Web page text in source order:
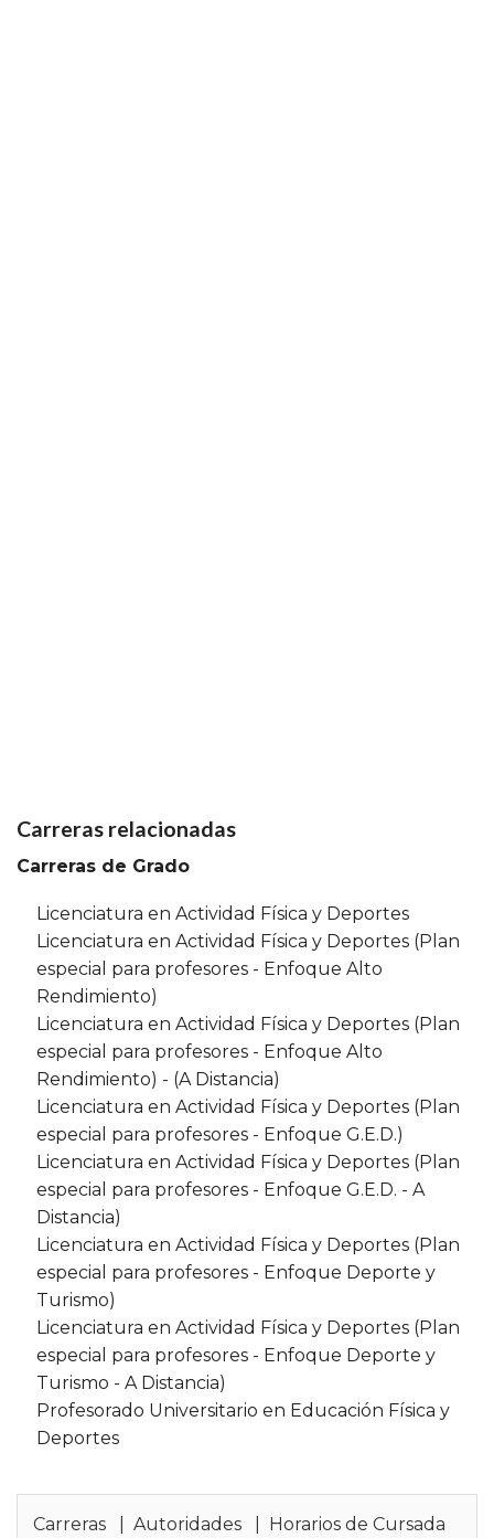
Carreras relacionadas
Carreras de Grado
Licenciatura en Actividad Física y Deportes
Licenciatura en Actividad Física y Deportes (Plan
especial para profesores - Enfoque Alto
Rendimiento)
Licenciatura en Actividad Física y Deportes (Plan
especial para profesores - Enfoque Alto
Rendimiento) - (A Distancia)
Licenciatura en Actividad Física y Deportes (Plan
especial para profesores - Enfoque G.E.D.)
Licenciatura en Actividad Física y Deportes (Plan
especial para profesores - Enfoque G.E.D. - A
Distancia)
Licenciatura en Actividad Física y Deportes (Plan
especial para profesores - Enfoque Deporte y
Turismo)
Licenciatura en Actividad Física y Deportes (Plan
especial para profesores - Enfoque Deporte y
Turismo - A Distancia)
Profesorado Universitario en Educación Física y
Deportes
Carreras |Autoridades Horarios de Cursada